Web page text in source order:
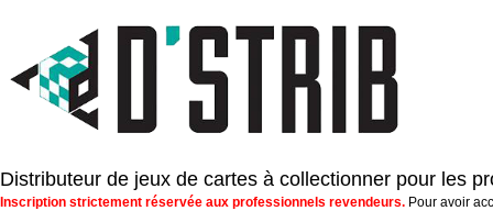
Distributeur de jeux de cartes à collectionner pour les
Inscription strictement réservée aux professionnels revendeurs. Pour avoir